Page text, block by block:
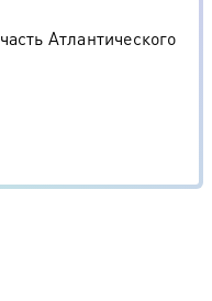
Атлантического